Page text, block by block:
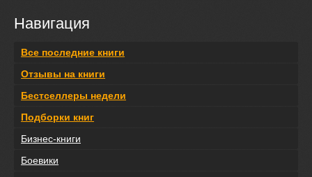
Навигация
Все последние книги
Отзывы на книги
Бестселлеры недели
Подборки книг
Бизнес-книги
Боевики